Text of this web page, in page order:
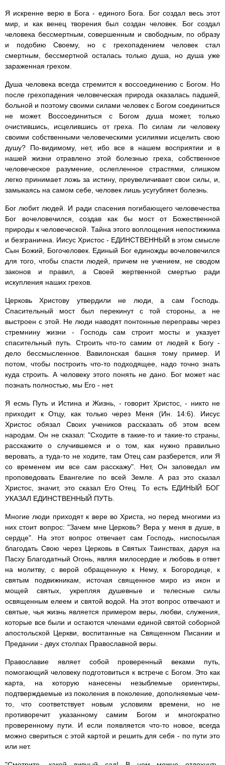
Я искренне верю в Бога - единого Бога. Бог создал весь этот
мир, и как венец творения был создан человек. Бог создал
человека бессмертным, совершенным и свободным, по образу
и подобию Своему, но с грехопадением человек стал
смертным, бессмертной осталась только душа, но душа уже
зараженная грехом.
Душа человека всегда стремится к воссоединению с Богом. Но
после грехопадения человеческая природа оказалась падшей,
больной и поэтому своими силами человек с Богом соединиться
не может. Воссоединиться с Богом душа может, только
очистившись, исцелившись от греха. По силам ли человеку
своими собственными человеческими усилиями исцелить свою
душу? По-видимому, нет, ибо все в нашем восприятии и в
нашей жизни отравлено этой болезнью греха, собственное
человеческое разумение, ослепленное страстями, слишком
легко принимает ложь за истину, преувеличивает свои силы, и,
замыкаясь на самом себе, человек лишь усугубляет болезнь.
Бог любит людей. И ради спасения погибающего человечества
Бог вочеловечился, создав как бы мост от Божественной
природы к человеческой. Тайна этого воплощения непостижима
и безгранична. Иисус Христос - ЕДИНСТВЕННЫЙ в этом смысле
Сын Божий, Богочеловек. Единый Бог единожды вочеловечился
для того, чтобы спасти людей, причем не учением, не сводом
законов и правил, а Своей жертвенной смертью ради
искупления наших грехов.
Церковь Христову утвердили не люди, а сам Господь.
Спасительный мост был перекинут с той стороны, а не
выстроен с этой. Не люди наводят понтонные переправы через
стремнину жизни - Господь сам строит мосты и указует
спасительный путь. Строить что-то самим от людей к Богу -
дело бессмысленное. Вавилонская башня тому пример. И
потом, чтобы построить что-то подходящее, надо точно знать
куда строить. А человеку этого понять не дано. Бог может нас
познать полностью, мы Его - нет.
Я есмь Путь и Истина и Жизнь, - говорит Христос, - никто не
приходит к Отцу, как только через Меня (Ин. 14:6). Иисус
Христос обязал Своих учеников рассказать об этом всем
народам. Он не сказал: "Сходите в такие-то и такие-то страны,
расскажите о случившемся и о том, как нужно правильно
веровать, а туда-то не ходите, там Отец сам разберется, или Я
со временем им все сам расскажу". Нет, Он заповедал им
проповедовать Евангелие по всей Земле. А раз это сказал
Христос, значит, это сказал Его Отец. То есть ЕДИНЫЙ БОГ
УКАЗАЛ ЕДИНСТВЕННЫЙ ПУТЬ.
Многие люди приходят к вере во Христа, но перед многими из
них стоит вопрос: "Зачем мне Церковь? Вера у меня в душе, в
сердце". На этот вопрос отвечает сам Господь, ниспосылая
благодать Свою через Церковь в Святых Таинствах, даруя на
Пасху Благодатный Огонь, являя милосердие и любовь в ответ
на молитву, с верой обращенную к Нему, к Богородице, к
святым подвижникам, источая священное миро из икон и
мощей святых, укрепляя душевные и телесные силы
освященным елеем и святой водой. На этот вопрос отвечают и
святые, чья жизнь является примером веры, любви, служения,
которые все были и остаются членами единой святой соборной
апостольской Церкви, воспитанные на Священном Писании и
Предании - двух столпах Православной веры.
Православие являет собой проверенный веками путь,
помогающий человеку подготовиться к встрече с Богом. Это как
карта, на которую нанесены незыблемые ориентиры,
подтверждаемые из поколения в поколение, дополняемые чем-
то, что соответствует новым условиям времени, но не
противоречит указанному самим Богом и многократно
проверенному пути. И если появляется что-то новое, всегда
можно свериться с этой картой и решить для себя - по пути это
или нет.